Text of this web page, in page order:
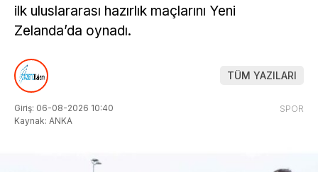
ilk uluslararası hazırlık maçlarını Yeni
Zelanda’da oynadı.
TÜM YAZILARI
Giriş: 06-08-2026 10:40
Kaynak: ANKA
SPOR